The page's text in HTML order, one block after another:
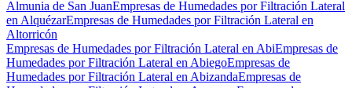
Almunia de San JuanEmpresas de Humedades por Filtración Lateral
en AlquézarEmpresas de Humedades por Filtración Lateral en
Altorricón
Empresas de Humedades por Filtración Lateral en AbiEmpresas de
Humedades por Filtración Lateral en AbiegoEmpresas de
Humedades por Filtración Lateral en AbizandaEmpresas de